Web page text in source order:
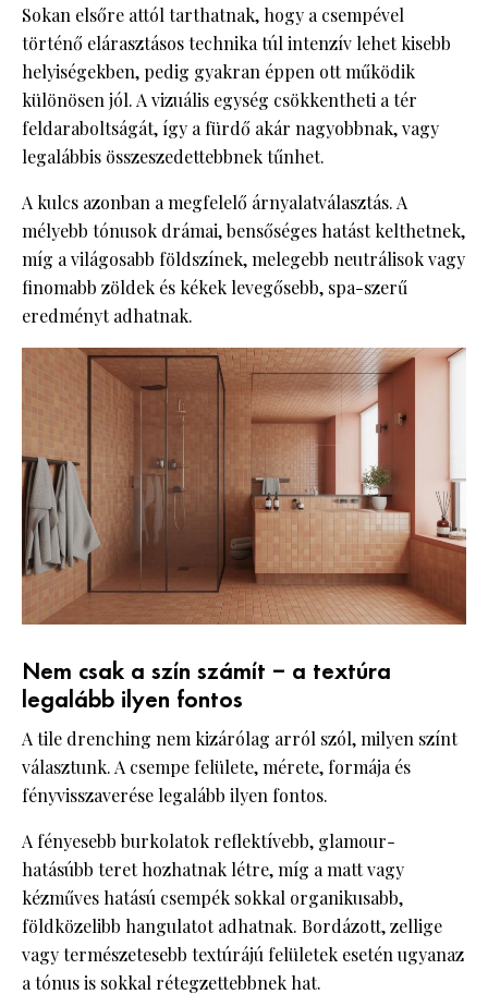
Sokan elsőre attól tarthatnak, hogy a csempével
történő elárasztásos technika túl intenzív lehet kisebb
helyiségekben, pedig gyakran éppen ott működik
különösen jól. A vizuális egység csökkentheti a tér
feldaraboltságát, így a fürdő akár nagyobbnak, vagy
legalábbis összeszedettebbnek tűnhet.
A kulcs azonban a megfelelő árnyalatválasztás. A
mélyebb tónusok drámai, bensőséges hatást kelthetnek,
míg a világosabb földszínek, melegebb neutrálisok vagy
finomabb zöldek és kékek levegősebb, spa-szerű
eredményt adhatnak.
Nem csak a szín számít – a textúra
legalább ilyen fontos
A tile drenching nem kizárólag arról szól, milyen színt
választunk. A csempe felülete, mérete, formája és
fényvisszaverése legalább ilyen fontos.
A fényesebb burkolatok reflektívebb, glamour-
hatásúbb teret hozhatnak létre, míg a matt vagy
kézműves hatású csempék sokkal organikusabb,
földközelibb hangulatot adhatnak. Bordázott, zellige
vagy természetesebb textúrájú felületek esetén ugyanaz
a tónus is sokkal rétegzettebbnek hat.